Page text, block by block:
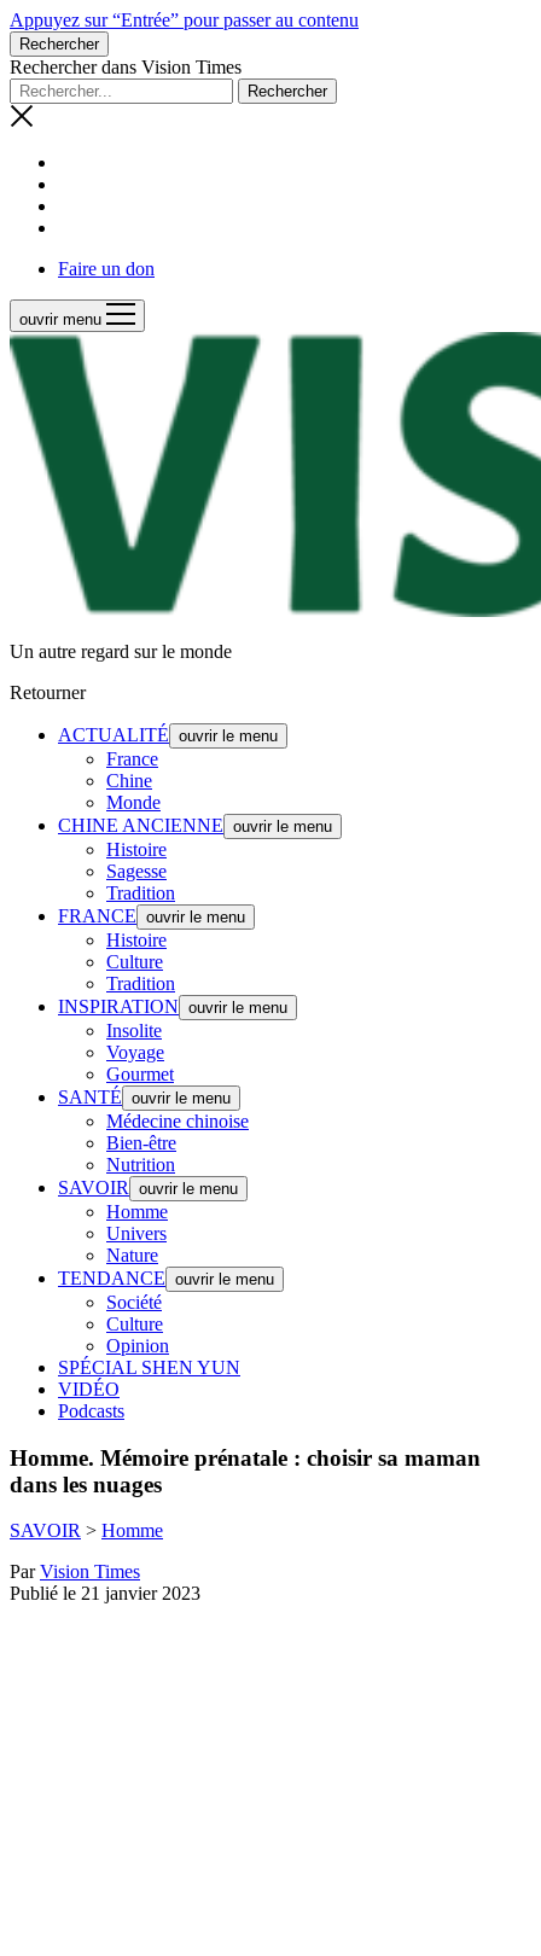
Appuyez sur “Entrée” pour passer au contenu
Rechercher
Rechercher dans Vision Times
Faire un don
ouvrir menu
Un autre regard sur le monde
Retourner
ACTUALITÉ ouvrir le menu
France
Chine
Monde
CHINE ANCIENNE ouvrir le menu
Histoire
Sagesse
Tradition
FRANCE ouvrir le menu
Histoire
Culture
Tradition
INSPIRATION ouvrir le menu
Insolite
Voyage
Gourmet
SANTÉ ouvrir le menu
Médecine chinoise
Bien-être
Nutrition
SAVOIR
ouvrir le menu
Homme
Univers
Nature
TENDANCE ouvrir le menu
Société
Culture
Opinion
SPÉCIAL SHEN YUN
VIDÉO
Podcasts
Homme. Mémoire prénatale : choisir sa maman
dans les nuages
SAVOIR > Homme
ParVision Times
Publié le 21 janvier 2023